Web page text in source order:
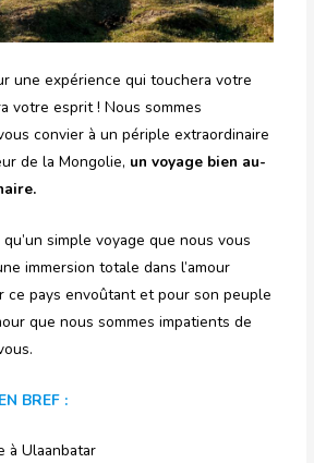
une expérience qui touchera votre
votre esprit ! Nous sommes
convier à un périple extraordinaire
de la Mongolie, un voyage bien au-
qu’un simple voyage que nous vous
immersion totale dans l’amour
ce pays envoûtant et pour son peuple
que nous sommes impatients de
BREF :
à Ulaanbatar